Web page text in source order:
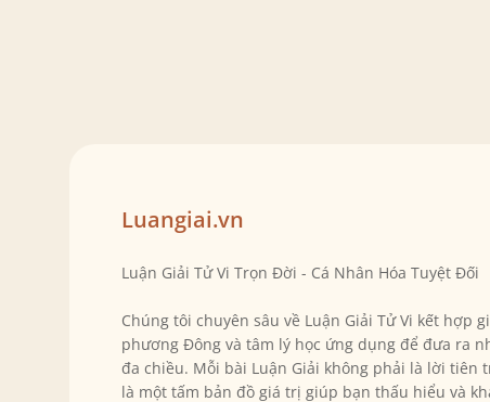
Luangiai.vn
Luận Giải Tử Vi Trọn Đời - Cá Nhân Hóa Tuyệt Đối
Chúng tôi chuyên sâu về Luận Giải Tử Vi kết hợp
phương Đông và tâm lý học ứng dụng để đưa ra
đa chiều. Mỗi bài Luận Giải không phải là lời tiên
là một tấm bản đồ giá trị giúp bạn thấu hiểu và